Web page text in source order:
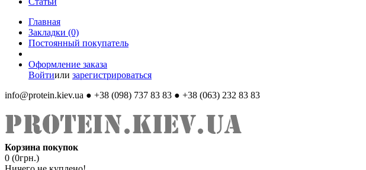
Главная
Закладки (0)
Постоянный покупатель
Оформление заказа
Войтиили зарегистрироваться
info@protein.kiev.ua ● +38 (098) 737 83 83 ● +38 (063) 232 83 83
Корзина покупок
0 (0грн.)